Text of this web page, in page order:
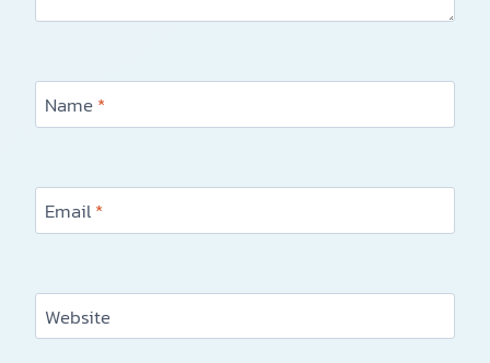
Name*
Email*
Website